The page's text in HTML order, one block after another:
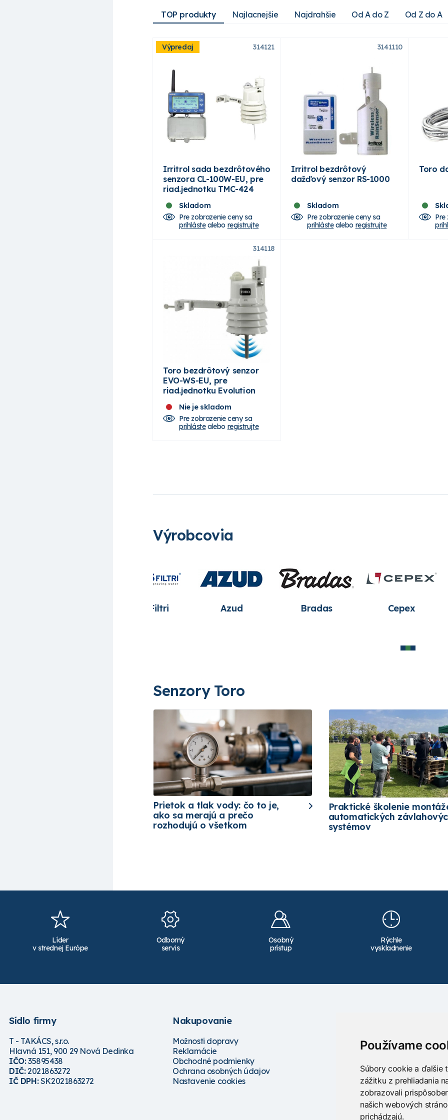
Používame
Súbory cookie a ďalšie
zážitku z prehliadania
zobrazovali
našich webových
prichádzajú.
TOP produkty Najlacnejšie Najdrahšie Od A do Z Od Z do A
Výpredaj 314121
Irritrol sada bezdrôtového
senzora CL-100W-EU, pre
riad.jednotku TMC-424
Skladom
Pre zobrazenie ceny sa
prihlástealebo registrujte
3141110
Irritrol bezdrôtový
dažďový senzor RS-1000
Skladom
Pre zobrazenie ceny sa
prihlástealebo registrujte
Toro
Pre
314118
Toro bezdrôtový senzor
EVO-WS-EU, pre
riad.jednotku Evolution
Nie je skladom
Pre zobrazenie ceny sa
prihlástealebo registrujte
Výrobcovia
Leo
Senzory Toro
Prietok a tlak vody: čo to je,
ako sa merajú a prečo
rozhodujú o všetkom
Praktické školenie
automatických
systémov
Líder
v strednej Európe
Odborný
servis
Osobný
prístup
Rýchle
vyskladnenie
Sídlo firmy
T - TAKÁCS, s.r.o.
Hlavná 151, 900 29 Nová Dedinka
IČO:35895438
DIČ:2021863272
IČ DPH:SK2021863272
Nakupovanie
Možnosti dopravy
Reklamácie
Obchodné podmienky
Ochrana osobných údajov
Nastavenie cookies
Školenia
Poradenstvo